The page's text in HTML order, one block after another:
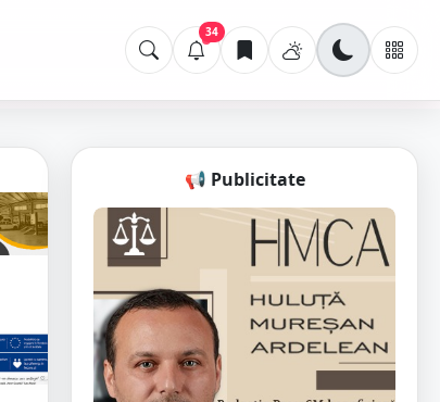
34
📢 Publicitate